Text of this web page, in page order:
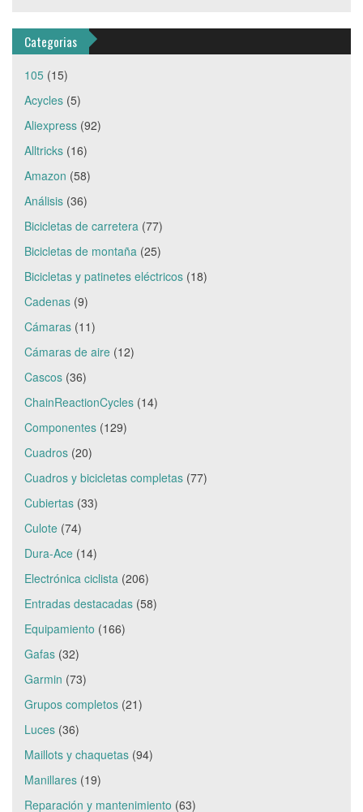
Categorias
105 (15)
Acycles (5)
Aliexpress (92)
Alltricks (16)
Amazon (58)
Análisis (36)
Bicicletas de carretera (77)
Bicicletas de montaña (25)
Bicicletas y patinetes eléctricos (18)
Cadenas (9)
Cámaras (11)
Cámaras de aire (12)
Cascos (36)
ChainReactionCycles (14)
Componentes (129)
Cuadros (20)
Cuadros y bicicletas completas (77)
Cubiertas (33)
Culote (74)
Dura-Ace (14)
Electrónica ciclista (206)
Entradas destacadas (58)
Equipamiento (166)
Gafas (32)
Garmin (73)
Grupos completos (21)
Luces (36)
Maillots y chaquetas (94)
Manillares (19)
Reparación y mantenimiento (63)